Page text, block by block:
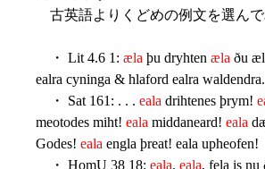
古英語よりくどめの例文を選んで
・ Lit 4.6 1: æla þu dryhten æla ðu
ealra cyninga & hlaford ealra waldendra.
・ Sat 161: . . . eala drihtenes þrym!
meotodes miht! eala middaneard! eala
Godes! eala engla þreat! eala upheofen!
・ HomU 38 18: eala, eala, fela is nu